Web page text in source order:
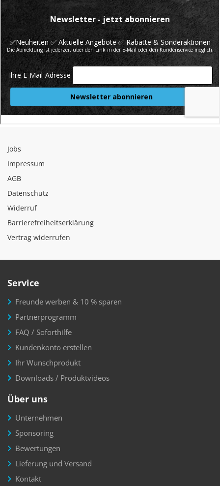
Jobs
Impressum
AGB
Datenschutz
Widerruf
Barrierefreiheitserklärung
Vertrag widerrufen
Service
Freunde werben & 10 % sparen
Partnerprogramm
FAQ / Soforthilfe
Kundenkonto erstellen
Ihr Wunschprodukt
Downloads / Produktvideos
Über uns
Unternehmen
Sponsoring
Bewertungen
Lieferung und Versand
Kontakt